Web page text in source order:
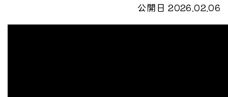
公開日 2026.02.06